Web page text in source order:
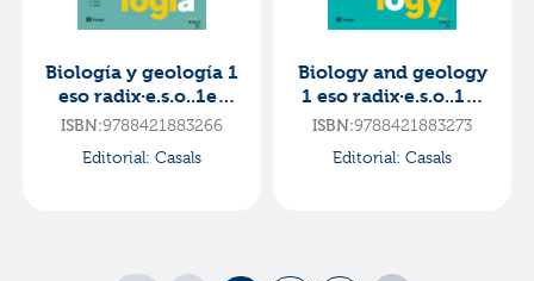
Biología y geología 1
eso radix·e.s.o..1er
curso·radix esp
ISBN:9788421883266
Editorial: Casals
Biology and geology
1 eso radix·e.s.o..1er
curso·radix esp
ISBN:9788421883273
Editorial: Casals